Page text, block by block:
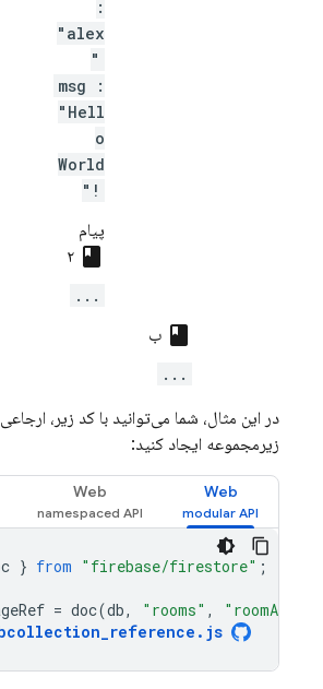
:
"alex
"
msg :
"Hell
o
World
!"
پیام
class
...
class ب
...
در این مثال، شما می‌توانید با کد زیر،
زیرمجموعه ایجاد کنید:
Web
Web
} from "firebase/firestore" ;
= doc(db, "rooms" , "roomA"
. js